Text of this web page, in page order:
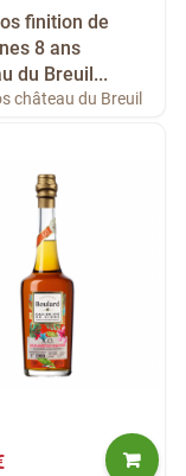
finition de
8 ans
du Breuil...
château du Breuil